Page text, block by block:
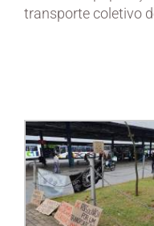
transporte coletivo